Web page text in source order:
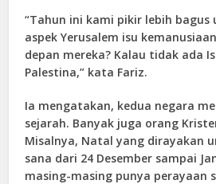
“Tahun ini kami pikir lebih
aspek Yerusalem isu
depan mereka? Kalau tidak ada
Palestina,” kata Fariz.
Ia mengatakan, kedua negara
sejarah. Banyak juga orang
Misalnya, Natal yang dirayakan
sana dari 24 Desember sampai
masing-masing punya perayaan